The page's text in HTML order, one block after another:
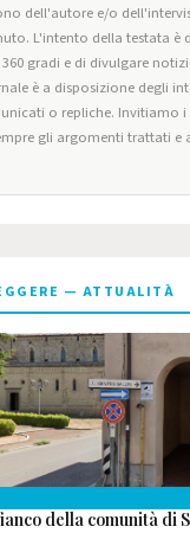
dell'autore e/o
L'intento della testata è
gradi e di divulgare
è a disposizione degli
o repliche. Invitiamo
gli argomenti trattati e
— ATTUALITÀ
della comunità di